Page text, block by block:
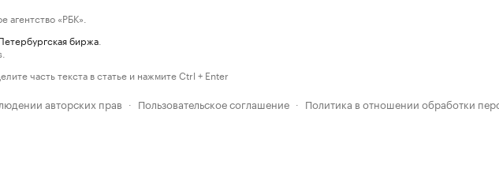
агентство «РБК».
биржа
часть текста в статье и нажмите Ctrl + Enter
авторских прав · Пользовательское соглашение · Политика в отношении обработки